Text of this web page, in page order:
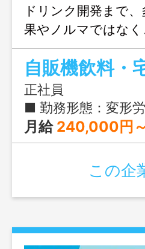
ドリンク開発まで
果やノルマではな
します！未経験歓
自販機飲料・
正社員
■ 勤務形態：変形労働時間制 ■ 就業時間：8:30 - 17:30
月給 240,000円
この企